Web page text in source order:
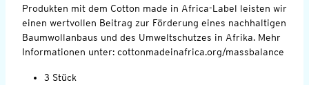
Produkten mit dem Cotton made in Africa-Label leisten wir
einen wertvollen Beitrag zur Förderung eines nachhaltigen
Baumwollanbaus und des Umweltschutzes in Afrika. Mehr
Informationen unter: cottonmadeinafrica.org/massbalance
3 Stück